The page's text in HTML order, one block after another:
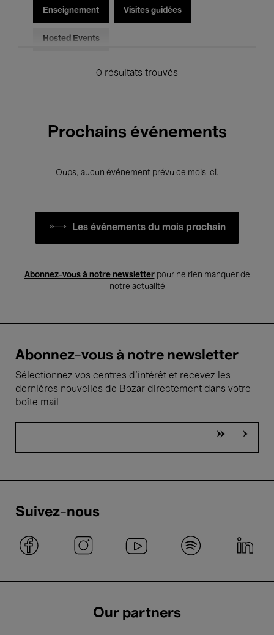
Enseignement Visites guidées
Hosted Events
0 résultats trouvés
Prochains événements
Oups, aucun événement prévu ce mois-ci.
Les événements du mois prochain
Abonnez-vous à notre newsletterpour ne rien manquer de
notre actualité
Abonnez-vous à notre newsletter
Sélectionnez vos centres d'intérêt et recevez les
dernières nouvelles de Bozar directement dans votre
boîte mail
Suivez-nous
Our partners